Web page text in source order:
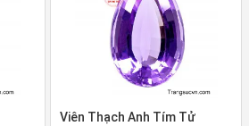
Viên Thạch Anh Tím Tử